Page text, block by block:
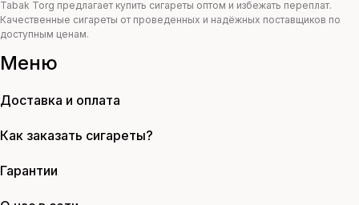
Tabak Torg предлагает купить сигареты оптом и избежать переплат.
Качественные сигареты от проведенных и надёжных поставщиков по
доступным ценам.
Меню
Доставка и оплата
Как заказать сигареты?
Гарантии